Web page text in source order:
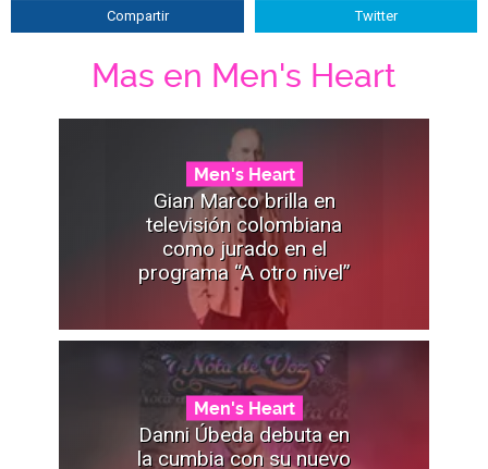
Compartir Twitter
Mas en Men's Heart
Men's Heart
Gian Marco brilla en
televisión colombiana
como jurado en el
programa “A otro nivel”
Men's Heart
Danni Úbeda debuta en
la cumbia con su nuevo